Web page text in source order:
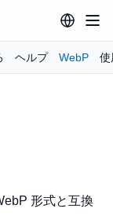
ヘルプ WebP 使
形式と互換